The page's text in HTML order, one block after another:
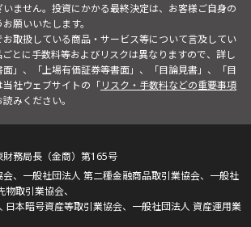
ません。投資にかかる最終決定は、お客様ご自身の
願いいたします。
取扱している商品・サービス等について言及してい
とに手数料等およびリスクは異なりますので、詳し
」、「上場有価証券等書面」、「目論見書」、「目
社ウェブサイトの「リスク・手数料などの重要事項
みください。
務局長（金商）第165号
会、一般社団法人 第二種金融商品取引業協会、一般社
取引業協会、
日本暗号資産等取引業協会、一般社団法人 資産運用業